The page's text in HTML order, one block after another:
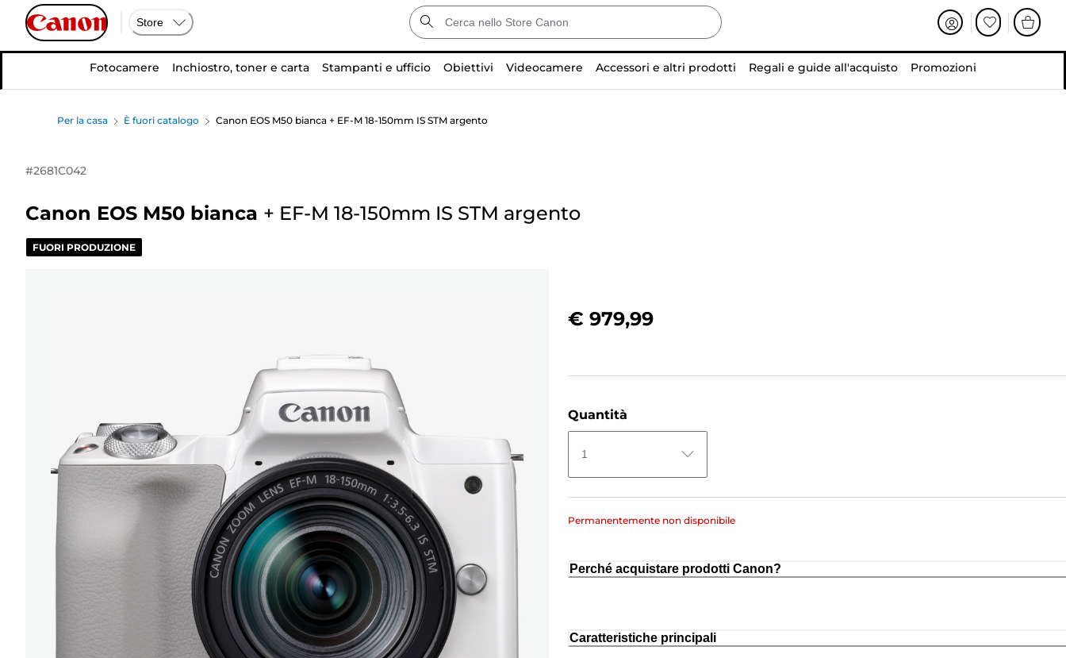
Store
Fotocamere Inchiostro, toner e carta Stampanti e ufficio Obiettivi Videocamere Accessori e altri prodotti Regali e guide all'acquisto Promozioni
Per la casa È fuori catalogo Canon EOS M50 bianca + EF-M 18-150mm IS STM argento
#2681C042
Canon EOS M50 bianca + EF-M 18-150mm IS STM argento
FUORI PRODUZIONE
€ 979,99
Quantità
1
Permanentemente non disponibile
Perché acquistare prodotti Canon?
Caratteristiche principali